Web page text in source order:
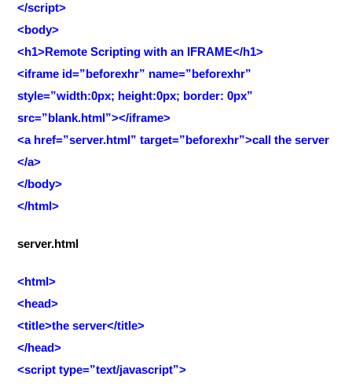
</script>
<body>
<h1>Remote Scripting with an IFRAME</h1>
<iframe id=”beforexhr” name=”beforexhr”
style=”width:0px; height:0px; border: 0px”
src=”blank.html”></iframe>
<a href=”server.html” target=”beforexhr”>call the server
</a>
</body>
</html>
server.html
<html>
<head>
<title>the server</title>
</head>
<script type=”text/javascript”>